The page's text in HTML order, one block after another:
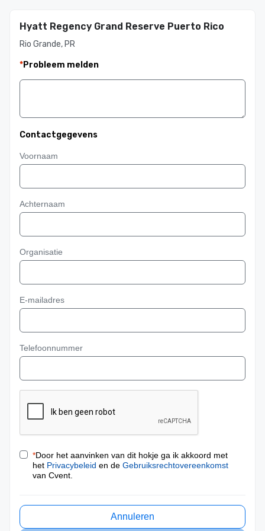
Hyatt Regency Grand Reserve Puerto Rico
Rio Grande, PR
*Probleem melden
Contactgegevens
Voornaam
Achternaam
Organisatie
E-mailadres
Telefoonnummer
*Door het aanvinken van dit hokje ga ik akkoord met
het Privacybeleid en de Gebruiksrechtovereenkomst
van Cvent.
Annuleren